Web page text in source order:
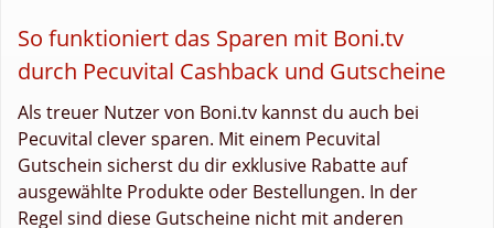
So funktioniert das Sparen mit Boni.tv
durch Pecuvital Cashback und Gutscheine
Als treuer Nutzer von Boni.tv kannst du auch bei
Pecuvital clever sparen. Mit einem Pecuvital
Gutschein sicherst du dir exklusive Rabatte auf
ausgewählte Produkte oder Bestellungen. In der
Regel sind diese Gutscheine nicht mit anderen